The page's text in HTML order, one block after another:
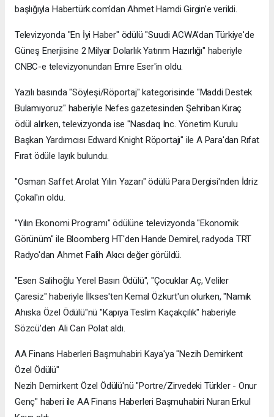
başlığıyla Habertürk.com'dan Ahmet Hamdi Girgin'e verildi.
Televizyonda "En İyi Haber" ödülü "Suudi ACWA'dan Türkiye'de
Güneş Enerjisine 2 Milyar Dolarlık Yatırım Hazırlığı" haberiyle
CNBC-e televizyonundan Emre Eser'in oldu.
Yazılı basında "Söyleşi/Röportaj" kategorisinde "Maddi Destek
Bulamıyoruz" haberiyle Nefes gazetesinden Şehriban Kıraç
ödül alırken, televizyonda ise "Nasdaq Inc. Yönetim Kurulu
Başkan Yardımcısı Edward Knight Röportajı" ile A Para'dan Rıfat
Fırat ödüle layık bulundu.
"Osman Saffet Arolat Yılın Yazarı" ödülü Para Dergisi'nden İdriz
Çokal'ın oldu.
"Yılın Ekonomi Programı" ödülüne televizyonda "Ekonomik
Görünüm" ile Bloomberg HT'den Hande Demirel, radyoda TRT
Radyo'dan Ahmet Falih Akıcı değer görüldü.
"Esen Salihoğlu Yerel Basın Ödülü", "Çocuklar Aç, Veliler
Çaresiz" haberiyle İlkses'ten Kemal Özkurt'un olurken, "Namık
Ahıska Özel Ödülü"nü "Kapıya Teslim Kaçakçılık" haberiyle
Sözcü'den Ali Can Polat aldı.
AA Finans Haberleri Başmuhabiri Kaya'ya "Nezih Demirkent
Özel Ödülü"
Nezih Demirkent Özel Ödülü'nü "Portre/Zirvedeki Türkler - Onur
Genç" haberi ile AA Finans Haberleri Başmuhabiri Nuran Erkul